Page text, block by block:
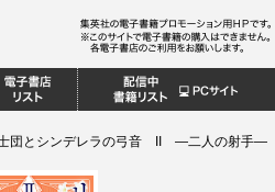
士団とシンデレラの弓音 II ―二人の射手―